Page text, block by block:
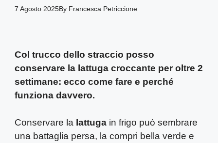
7 Agosto 2025By Francesca Petriccione
Col trucco dello straccio posso
conservare la lattuga croccante per oltre 2
settimane: ecco come fare e perché
funziona davvero.
Conservare la lattuga in frigo può sembrare
una battaglia persa, la compri bella verde e